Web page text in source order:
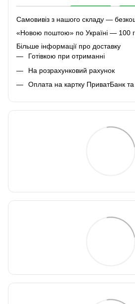
Самовивіз з нашого складу —
«Новою поштою» по Україні — 100
Більше інформації про доставку
Готівкою при отриманні
На розрахунковий рахунок
Оплата на картку ПриватБанк